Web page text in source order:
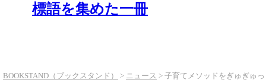
標語を集めた一冊
BOOKSTAND（ブックスタンド） > ニュース > 子育てメソッドをぎゅぎゅ